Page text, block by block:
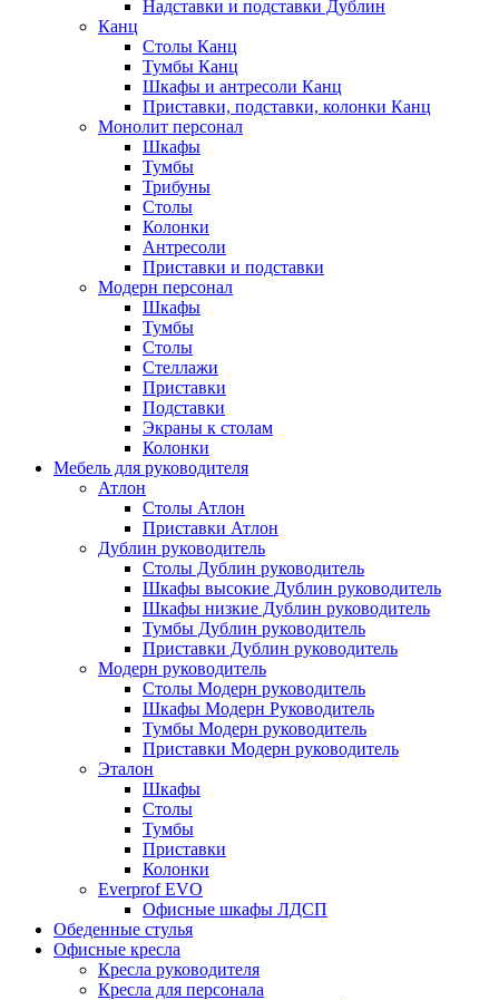
Надставки и подставки Дублин
Канц
Столы Канц
Тумбы Канц
Шкафы и антресоли Канц
Приставки, подставки, колонки Канц
Монолит персонал
Шкафы
Тумбы
Трибуны
Столы
Колонки
Антресоли
Приставки и подставки
Модерн персонал
Шкафы
Тумбы
Столы
Стеллажи
Приставки
Подставки
Экраны к столам
Колонки
Мебель для руководителя
Атлон
Столы Атлон
Приставки Атлон
Дублин руководитель
Столы Дублин руководитель
Шкафы высокие Дублин руководитель
Шкафы низкие Дублин руководитель
Тумбы Дублин руководитель
Приставки Дублин руководитель
Модерн руководитель
Столы Модерн руководитель
Шкафы Модерн Руководитель
Тумбы Модерн руководитель
Приставки Модерн руководитель
Эталон
Шкафы
Столы
Тумбы
Приставки
Колонки
Everprof EVO
Офисные шкафы ЛДСП
Обеденные стулья
Офисные кресла
Кресла руководителя
Кресла для персонала